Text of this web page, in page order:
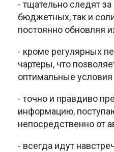
- тщательно следят
бюджетных, так и
постоянно обновляя
- кроме регулярных
чартеры, что
оптимальные условия
- точно и правдиво
информацию,
непосредственно от
- всегда идут